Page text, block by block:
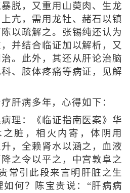
脱，又重用山萸肉、生龙
亢，需用龙牡、赭石以镇
以疏解之。张锡纯还认为
并结合临证加以解析，又
。此外，其还从肝论治脑
、肢体疼痛等病证，见解
病多年，心得如下：
：《临证指南医案》华
脏，相火内寄，体阴用
，全赖肾水以涵之，血液
之令以平之，中宫敦阜之
常引此段来言明肝脏之生
何？陈宝贵说：“肝病病